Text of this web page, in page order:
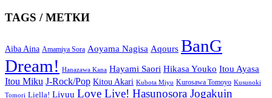
TAGS / МЕТКИ
Aiba Aina Amamiya Sora Aoyama Nagisa Aqours BanG
Dream!
Hanazawa Kana Hayami Saori Hikasa Youko Itou Ayasa
Itou Miku J-Rock/Pop Kitou Akari Kubota Miyu Kurosawa Tomoyo Kusunoki
Tomori Liella! Liyuu Love Live! Hasunosora Jogakuin